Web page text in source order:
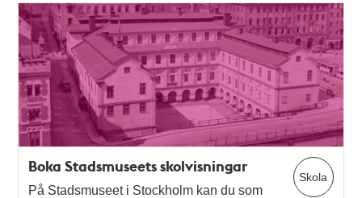
Skola
Boka Stadsmuseets skolvisningar
På Stadsmuseet i Stockholm kan du som